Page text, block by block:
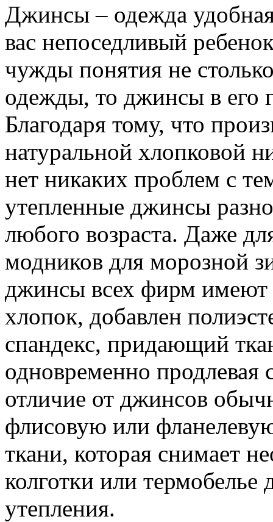
Джинсы – одежда
вас непоседливый
чужды понятия не
одежды, то джинсы в его
Благодаря тому, что
натуральной хлопковой
нет никаких проблем с
утепленные джинсы
любого возраста. Даже
модников для морозной
джинсы всех фирм имеют
хлопок, добавлен
спандекс, придающий
одновременно
отличие от джинсов
флисовую или
ткани, которая снимает
колготки или термобелье
утепления.